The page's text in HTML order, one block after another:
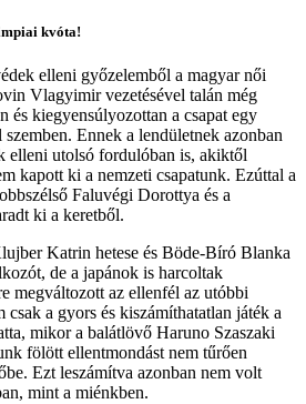
kvóta!
elleni győzelemből a magyar női
Vlagyimir vezetésével talán még
és kiegyensúlyozottan a csapat egy
Ennek a lendületnek azonban
elleni utolsó fordulóban is, akiktől
kapott ki a nemzeti csapatunk. Ezúttal a
Faluvégi Dorottya és a
ki a keretből.
Katrin hetese és Böde-Bíró Blanka
de a japánok is harcoltak
megváltozott az ellenfél az utóbbi
csak a gyors és kiszámíthatatlan játék a
mikor a balátlövő Haruno Szaszaki
fölött ellentmondást nem tűrően
Ezt leszámítva azonban nem volt
mint a miénkben.